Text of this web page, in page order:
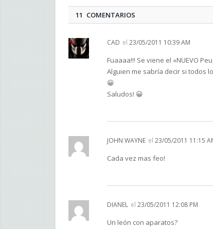
11 COMENTARIOS
CAD el 23/05/2011 10:39 AM
Fuaaaa!!! Se viene el «NUEVO
Alguien me sabría decir si todos
😀
Saludos! 😀
JOHN WAYNE el 23/05/2011 11:15
Cada vez mas feo!
DIANEL el 23/05/2011 12:08 PM
Un león con aparatos?